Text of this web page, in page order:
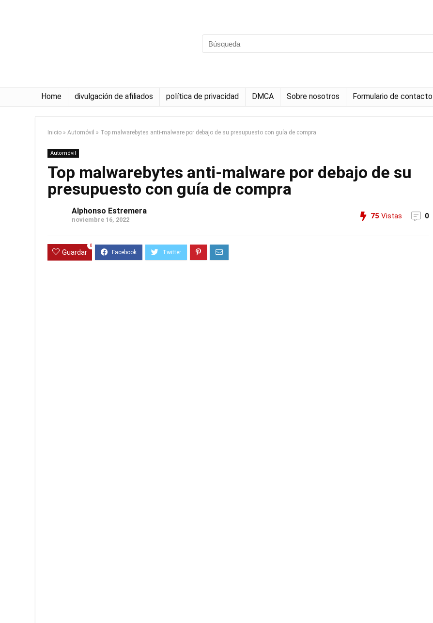
Home divulgación de afiliados política de privacidad DMCA Sobre nosotros Formulario de contacto
Inicio » Automóvil » Top malwarebytes anti-malware por debajo de su presupuesto con guía de compra
Automóvil
Top malwarebytes anti-malware por debajo de su
presupuesto con guía de compra
Alphonso Estremera
noviembre 16, 2022 75 Vistas 0
Guardar
0